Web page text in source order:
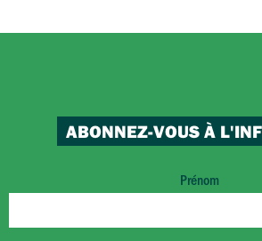
ABONNEZ-VOUS À
Prénom